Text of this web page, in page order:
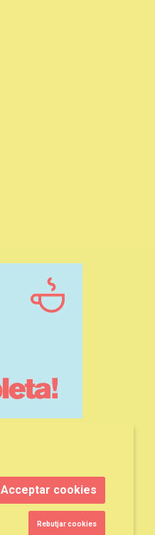
Acceptar cookies
Rebutjar cookies